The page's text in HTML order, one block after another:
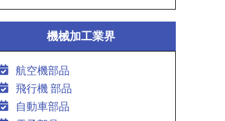
機械加工業界
航空機部品
飛行機 部品
自動車部品